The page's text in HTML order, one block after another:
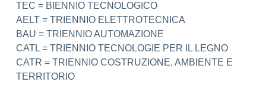
TEC = BIENNIO TECNOLOGICO
AELT = TRIENNIO ELETTROTECNICA
BAU = TRIENNIO AUTOMAZIONE
CATL = TRIENNIO TECNOLOGIE PER IL LEGNO
CATR = TRIENNIO COSTRUZIONE, AMBIENTE E
TERRITORIO